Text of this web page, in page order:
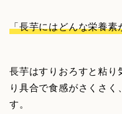
「長芋にはどんな栄養
長芋はすりおろすと粘り
り具合で食感がさくさ
す。